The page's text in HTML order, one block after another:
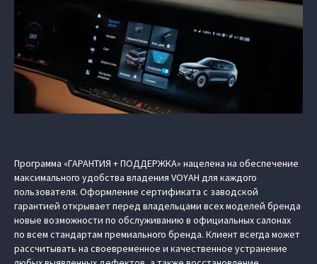
Программа «ГАРАНТИЯ + ПОДДЕРЖКА» нацелена на обеспечение
максимального удобства владения VOYAH для каждого
пользователя. Оформление сертификата с заводской
гарантией открывает перед владельцами всех моделей бренда
новые возможности по обслуживанию в официальных салонах
по всем стандартам премиального бренда. Клиент всегда может
рассчитывать на своевременное и качественное устранение